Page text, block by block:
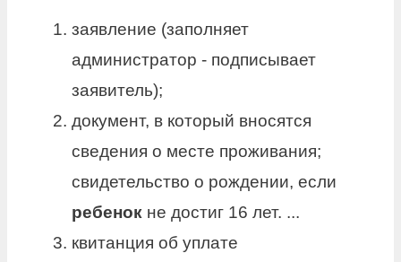
заявление (заполняет
администратор - подписывает
заявитель);
документ, в который вносятся
сведения о месте проживания;
свидетельство о рождении, если
ребенок не достиг 16 лет. ...
квитанция об уплате